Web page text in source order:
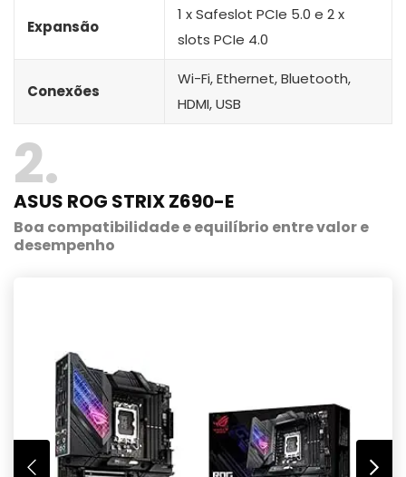
Expansão
1 x Safeslot PCIe 5.0 e 2 x
slots PCIe 4.0
Conexões
Wi-Fi, Ethernet, Bluetooth,
HDMI, USB
2
ASUS ROG STRIX Z690-E
Boa compatibilidade e equilíbrio entre valor e
desempenho